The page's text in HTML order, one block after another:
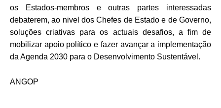
os Estados-membros e outras partes interessadas
debaterem, ao nivel dos Chefes de Estado e de Governo,
soluções criativas para os actuais desafios, a fim de
mobilizar apoio político e fazer avançar a implementação
da Agenda 2030 para o Desenvolvimento Sustentável.
ANGOP